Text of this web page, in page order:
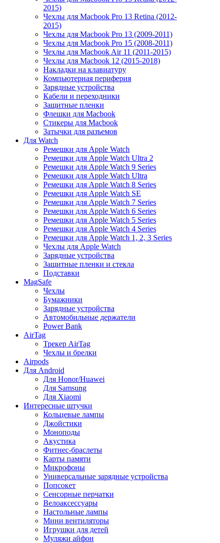
2015)
Чехлы для Macbook Pro 13 Retina (2012-
2015)
Чехлы для Macbook Pro 13 (2009-2011)
Чехлы для Macbook Pro 15 (2008-2011)
Чехлы для Macbook Air 11 (2011-2015)
Чехлы для Macbook 12 (2015-2018)
Накладки на клавиатуру
Компьютерная периферия
Зарядные устройства
Кабели и переходники
Защитные пленки
Флешки для Macbook
Стикеры для Macbook
Затычки для разъемов
Для Watch
Ремешки для Apple Watch
Ремешки для Apple Watch Ultra 2
Ремешки для Apple Watch 9 Series
Ремешки для Apple Watch Ultra
Ремешки для Apple Watch 8 Series
Ремешки для Apple Watch SE
Ремешки для Apple Watch 7 Series
Ремешки для Apple Watch 6 Series
Ремешки для Apple Watch 5 Series
Ремешки для Apple Watch 4 Series
Ремешки для Apple Watch 1, 2, 3 Series
Чехлы для Apple Watch
Зарядные устройства
Защитные пленки и стекла
Подставки
MagSafe
Чехлы
Бумажники
Зарядные устройства
Автомобильные держатели
Power Bank
AirTag
Трекер AirTag
Чехлы и брелки
Airpods
Для Android
Для Honor/Huawei
Для Samsung
Для Xiaomi
Интересные штучки
Кольцевые лампы
Джойстики
Моноподы
Акустика
Фитнес-браслеты
Карты памяти
Микрофоны
Универсальные зарядные устройства
Попсокет
Сенсорные перчатки
Велоаксессуары
Настольные лампы
Мини вентиляторы
Игрушки для детей
Муляжи айфон